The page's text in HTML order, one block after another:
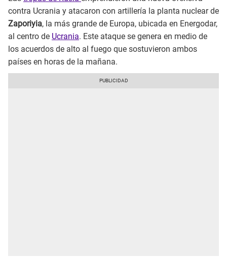
contra Ucrania y atacaron con artillería la planta nuclear de
Zaporiyia, la más grande de Europa, ubicada en Energodar,
al centro de Ucrania. Este ataque se genera en medio de
los acuerdos de alto al fuego que sostuvieron ambos
países en horas de la mañana.